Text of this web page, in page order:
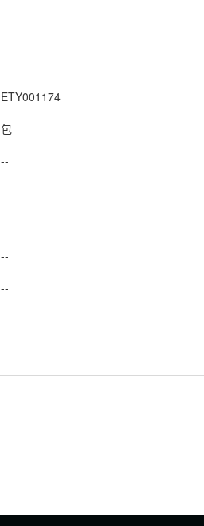
ETY001174
包
--
--
--
--
--